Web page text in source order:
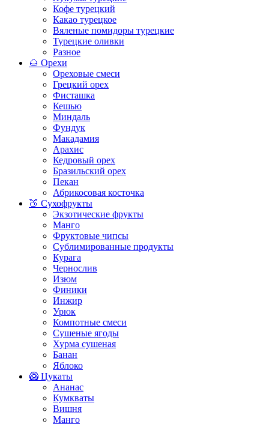
Кофе турецкий
Какао турецкое
Вяленые помидоры турецкие
Турецкие оливки
Разное
🌰 Орехи
Ореховые смеси
Грецкий орех
Фисташка
Кешью
Миндаль
Фундук
Макадамия
Арахис
Кедровый орех
Бразильский орех
Пекан
Абрикосовая косточка
🍑 Сухофрукты
Экзотические фрукты
Манго
Фруктовые чипсы
Сублимированные продукты
Курага
Чернослив
Изюм
Финики
Инжир
Урюк
Компотные смеси
Сушеные ягоды
Хурма сушеная
Банан
Яблоко
🥝 Цукаты
Ананас
Кумкваты
Вишня
Манго